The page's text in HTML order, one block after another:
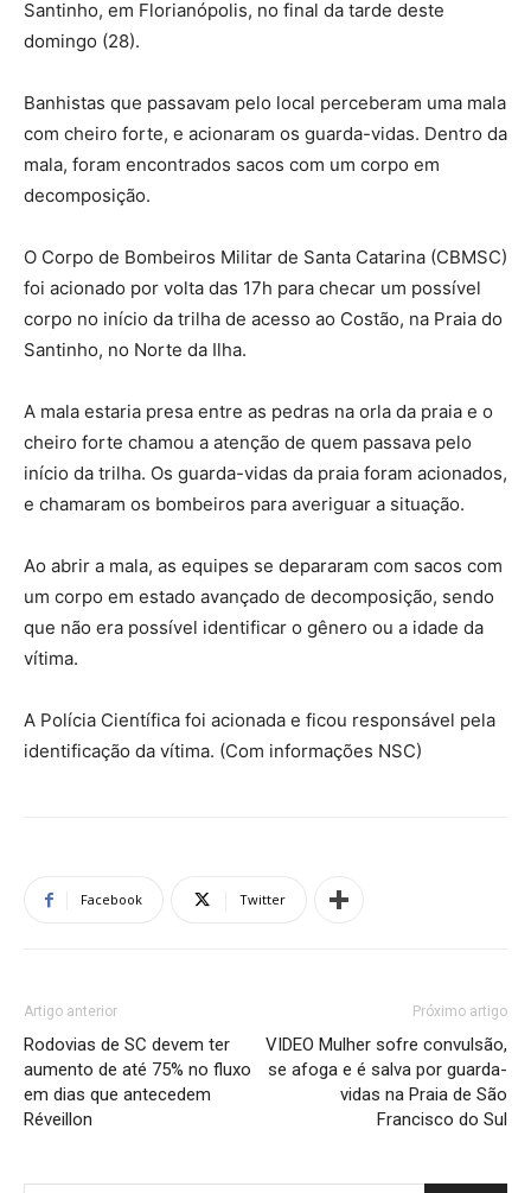
Santinho, em Florianópolis, no final da tarde deste
domingo (28).
Banhistas que passavam pelo local perceberam uma mala
com cheiro forte, e acionaram os guarda-vidas. Dentro da
mala, foram encontrados sacos com um corpo em
decomposição.
O Corpo de Bombeiros Militar de Santa Catarina (CBMSC)
foi acionado por volta das 17h para checar um possível
corpo no início da trilha de acesso ao Costão, na Praia do
Santinho, no Norte da Ilha.
A mala estaria presa entre as pedras na orla da praia e o
cheiro forte chamou a atenção de quem passava pelo
início da trilha. Os guarda-vidas da praia foram acionados,
e chamaram os bombeiros para averiguar a situação.
Ao abrir a mala, as equipes se depararam com sacos com
um corpo em estado avançado de decomposição, sendo
que não era possível identificar o gênero ou a idade da
vítima.
A Polícia Científica foi acionada e ficou responsável pela
identificação da vítima. (Com informações NSC)
Facebook Twitter
Artigo anterior
Rodovias de SC devem ter
aumento de até 75% no fluxo
em dias que antecedem
Réveillon
Próximo artigo
VIDEO Mulher sofre convulsão,
se afoga e é salva por guarda-
vidas na Praia de São
Francisco do Sul